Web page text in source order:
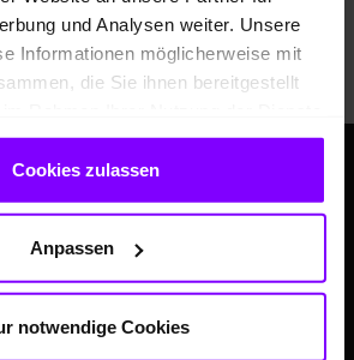
und Analysen weiter. Unsere
Informationen möglicherweise mit
die Sie ihnen bereitgestellt
Cookies zulassen
Anpassen
notwendige Cookies
Verifizierung
klicken
FriendlyCaptcha ⇗
Senden